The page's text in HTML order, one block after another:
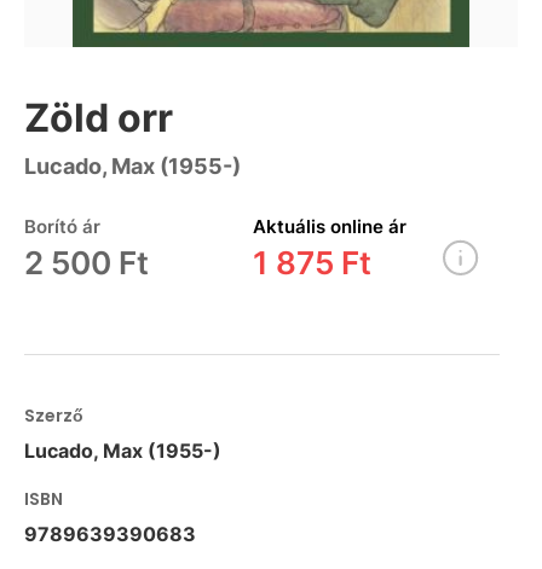
Zöld orr
Lucado, Max (1955-)
Borító ár
2 500 Ft
Aktuális online ár
1 875 Ft
Szerző
Lucado, Max (1955-)
ISBN
9789639390683